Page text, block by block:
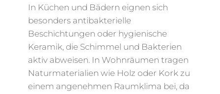
In Küchen und Bädern eignen sich
besonders antibakterielle
Beschichtungen oder hygienische
Keramik, die Schimmel und Bakterien
aktiv abweisen. In Wohnräumen tragen
Naturmaterialien wie Holz oder Kork zu
einem angenehmen Raumklima bei, da